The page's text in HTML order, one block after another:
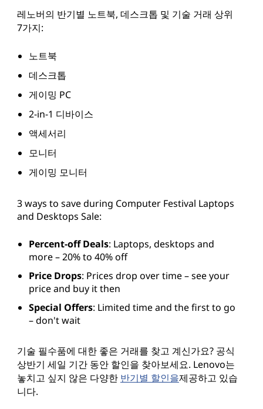
적
격
으
로
만
나
요
레노버의 반기별 노트북, 데스크톱 및 기술 거래 상위
7가지:
노트북
데스크톱
게이밍 PC
2-in-1 디바이스
액세서리
모니터
게이밍 모니터
3 ways to save during Computer Festival Laptops
and Desktops Sale:
Percent-off Deals: Laptops, desktops and
more – 20% to 40% off
Price Drops: Prices drop over time – see your
price and buy it then
Special Offers: Limited time and the first to go
– don't wait
기술 필수품에 대한 좋은 거래를 찾고 계신가요? 공식
상반기 세일 기간 동안 할인을 찾아보세요. Lenovo는
놓치고 싶지 않은 다양한 반기별 할인을제공하고 있습
니다.